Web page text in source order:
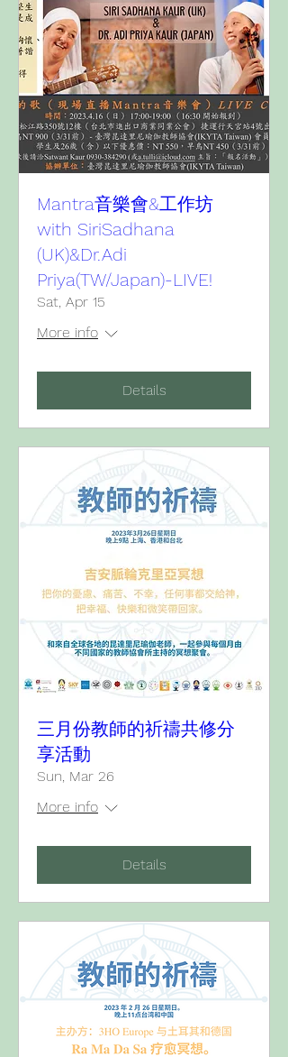
Mantra音樂會&工作坊
with SiriSadhana
(UK)&Dr.Adi
Priya(TW/Japan)-LIVE!
Sat, Apr 15
More info
Details
三月份教師的祈禱共修分
享活動
Sun, Mar 26
More info
Details